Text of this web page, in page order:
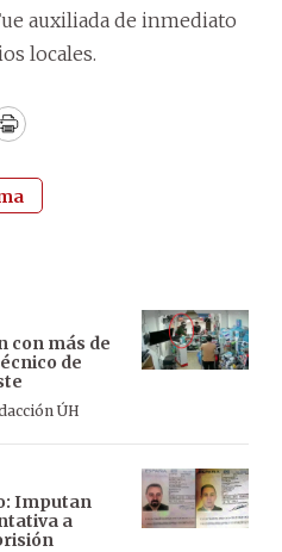
auxiliada de inmediato
locales.
Print
con más de
de
ÚH
Imputan
a